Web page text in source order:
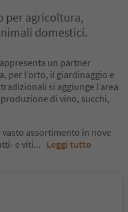
per agricoltura,
domestici.
un partner
per l’orto, il giardinaggio e
si aggiunge l’area
di vino, succhi,
assortimento in nove
e viti... Leggi tutto